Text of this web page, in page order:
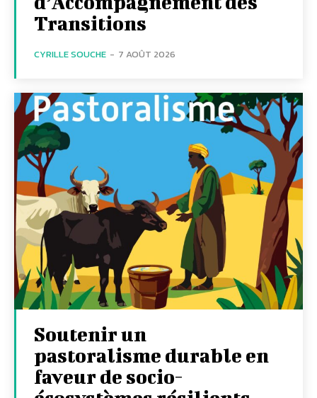
Transitions
CYRILLE SOUCHE - 7 AOÛT 2026
Soutenir un
pastoralisme durable en
faveur de socio-